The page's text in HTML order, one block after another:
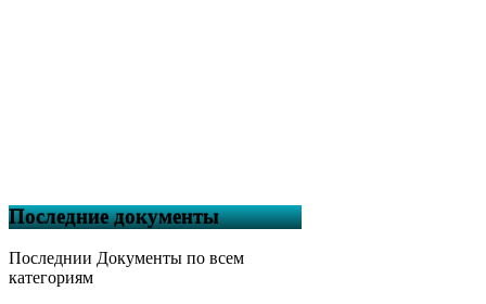
Последние документы
Последнии Документы по всем
категориям